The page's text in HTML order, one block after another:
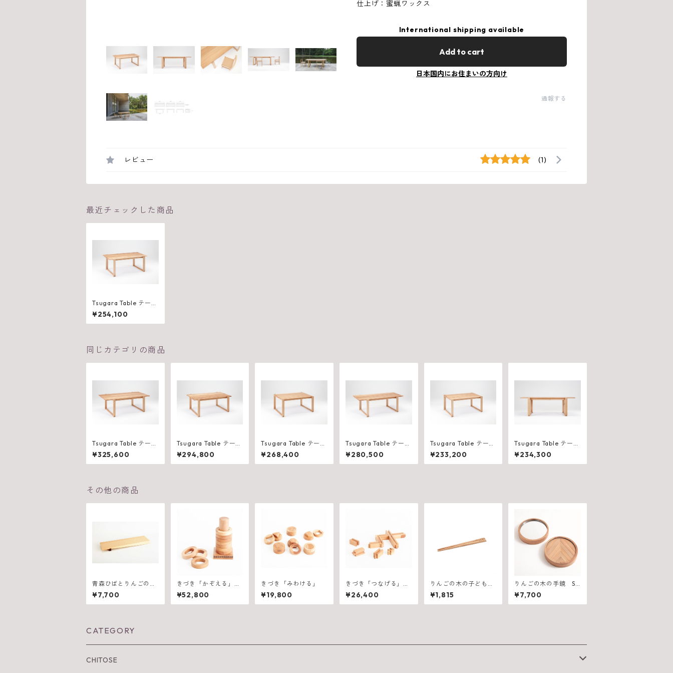
仕上げ：蜜蝋ワックス
International shipping available
Add to cart
日本国内にお住まいの方向け
通報する
レビュー (1)
最近チェックした商品
Tsugara Table テーブ
ル 750（W1800×D82
5×H710mm）
¥254,100
同じカテゴリの商品
Tsugara Table テーブ
ル 900（W2100×D9
75×H710mm）
¥325,600
Tsugara Table テーブ
ル 900（W1800×D9
75×H710mm）
¥294,800
Tsugara Table テーブ
ル 900（W1500×D9
75×H710mm）
¥268,400
Tsugara Table テーブ
ル 750（W2100×D82
5×H710mm）
¥280,500
Tsugara Table テーブ
ル 750（W1500×D82
5×H710mm）
¥233,200
Tsugara Table テーブ
ル 600（W2100×D6
75×H710mm）
¥234,300
その他の商品
青森ひばとりんごの木
のすし盛り台
¥7,700
きづき「かぞえる」
（１段から１０段セッ
ト）
¥52,800
きづき「みわける」
¥19,800
きづき「つなげる」
（１５ピース）
¥26,400
りんごの木の子ども角
箸
¥1,815
りんごの木の手鏡 SH
IRAKAMI sanchi
¥7,700
CATEGORY
CHITOSE